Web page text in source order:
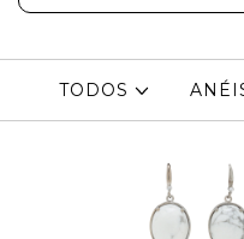
TODOS